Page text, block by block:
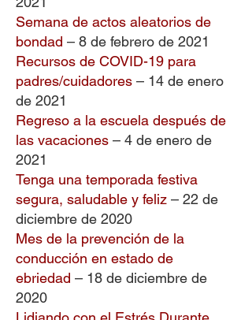
Semana de actos aleatorios de
bondad – 8 de febrero de 2021
Recursos de COVID-19 para
padres/cuidadores – 14 de enero
de 2021
Regreso a la escuela después de
las vacaciones – 4 de enero de
2021
Tenga una temporada festiva
segura, saludable y feliz – 22 de
diciembre de 2020
Mes de la prevención de la
conducción en estado de
ebriedad – 18 de diciembre de
2020